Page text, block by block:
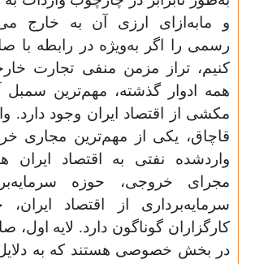
و ما‌به‌ازای ارزی آن به خارج
رسمی را اگر به‌ویژه در رابطه با
کنیم، تراز مزمن منفی تجارت
همه ادوار گذشته، مهم‌ترین
مکشی از اقتصاد ایران وجود دارد.
قاچاق، یکی از مهم‌ترین مجاری
وارد‌شده نفتی به اقتصاد ایران
مجرای خروجی، حوزه
سرمایه‌برداری از اقتصاد ایران،
کارگزاران گوناگون دارد. لایه اول،
در بخش خصوصی هستند که به